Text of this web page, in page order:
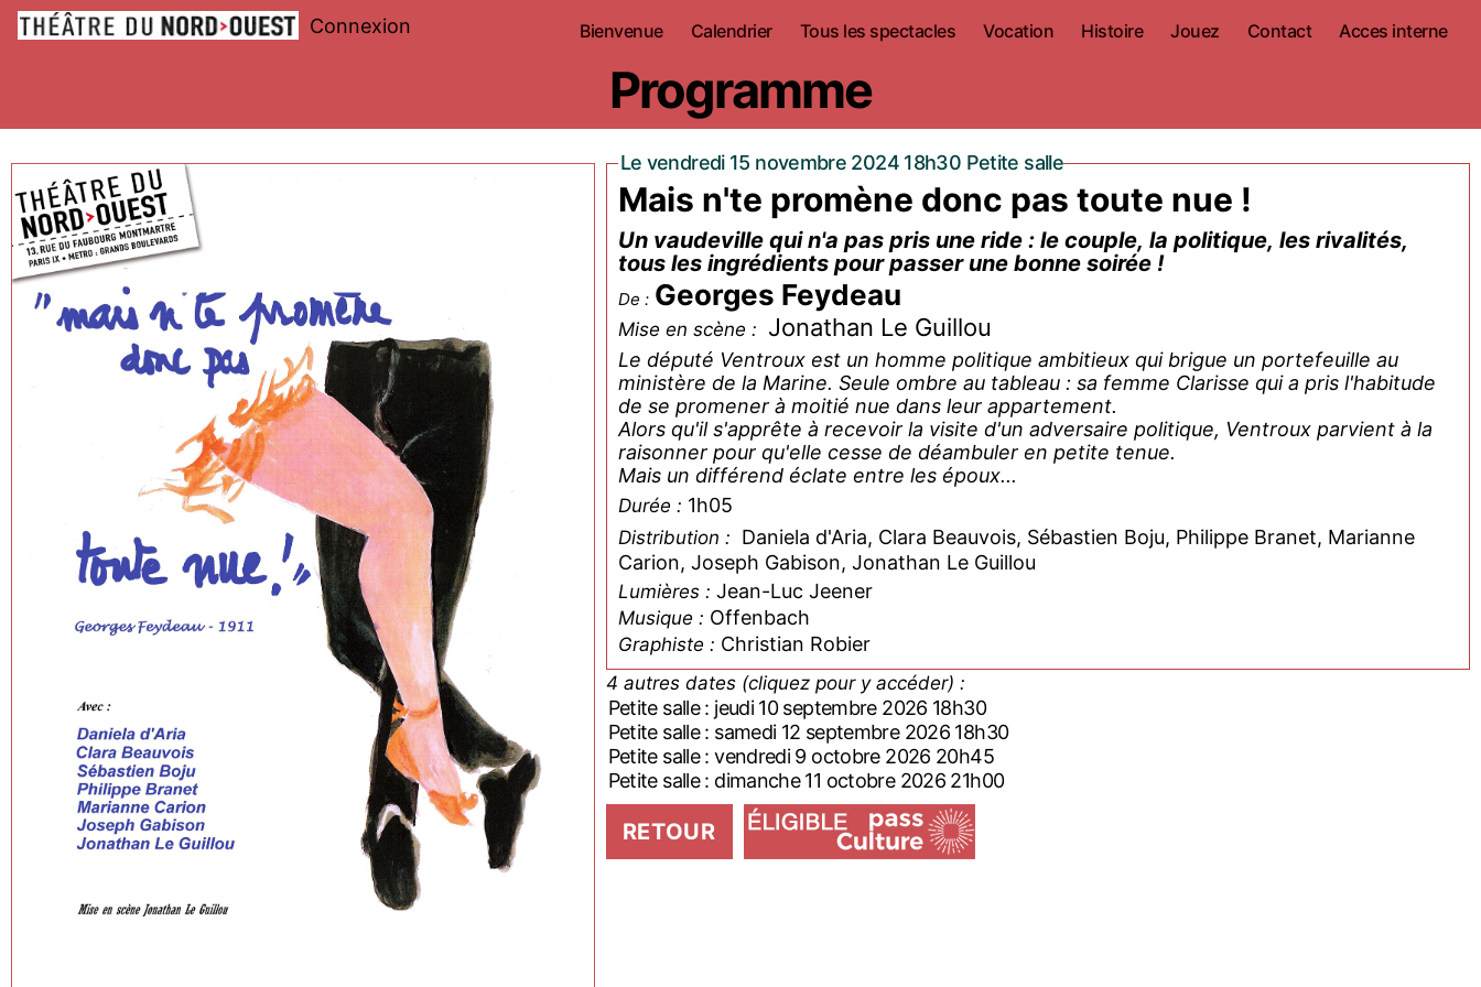
Connexion Bienvenue Calendrier Tous les spectacles Vocation Histoire Jouez Contact Acces interne
Programme
Le vendredi 15 novembre 2024 18h30 Petite salle
Mais n'te promène donc pas toute nue !
Un vaudeville qui n'a pas pris une ride : le couple, la politique, les rivalités,
tous les ingrédients pour passer une bonne soirée !
De : Georges Feydeau
Mise en scène : Jonathan Le Guillou
Le député Ventroux est un homme politique ambitieux qui brigue un portefeuille au
ministère de la Marine. Seule ombre au tableau : sa femme Clarisse qui a pris l'habitude
de se promener à moitié nue dans leur appartement.
Alors qu'il s'apprête à recevoir la visite d'un adversaire politique, Ventroux parvient à la
raisonner pour qu'elle cesse de déambuler en petite tenue.
Mais un différend éclate entre les époux...
Durée : 1h05
Distribution : Daniela d'Aria, Clara Beauvois, Sébastien Boju, Philippe Branet, Marianne
Carion, Joseph Gabison, Jonathan Le Guillou
Lumières : Jean-Luc Jeener
Musique : Offenbach
Graphiste : Christian Robier
4 autres dates (cliquez pour y accéder) :
Petite salle : jeudi 10 septembre 2026 18h30
Petite salle : samedi 12 septembre 2026 18h30
Petite salle : vendredi 9 octobre 2026 20h45
Petite salle : dimanche 11 octobre 2026 21h00